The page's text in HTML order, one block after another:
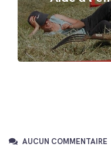
AUCUN COMMENTAIRE